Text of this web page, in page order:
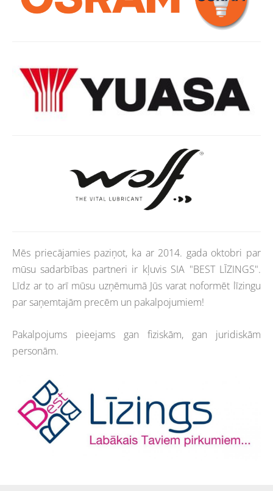
Mēs priecājamies paziņot, ka ar 2014. gada oktobri par
mūsu sadarbības partneri ir kļuvis SIA "BEST LĪZINGS".
Līdz ar to arī mūsu uzņēmumā Jūs varat noformēt līzingu
par saņemtajām precēm un pakalpojumiem!
Pakalpojums pieejams gan fiziskām, gan juridiskām
personām.